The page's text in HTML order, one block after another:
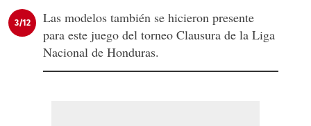
3/12
Las modelos también se hicieron presente
para este juego del torneo Clausura de la Liga
Nacional de Honduras.